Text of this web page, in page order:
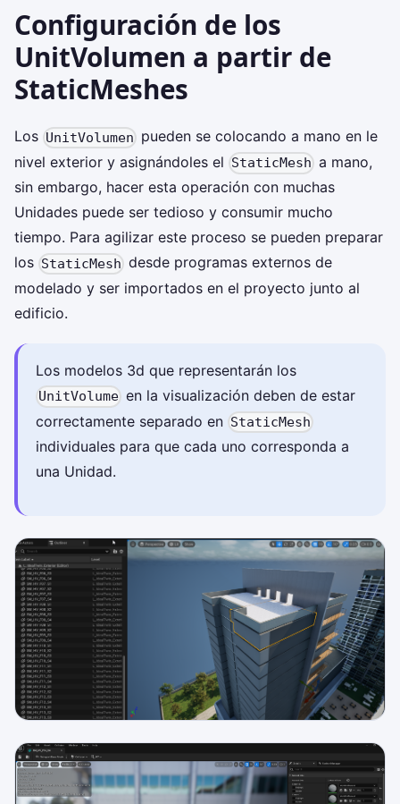
Configuración de los
UnitVolumen a partir de
StaticMeshes
Los UnitVolumen pueden se colocando a mano en le
nivel exterior y asignándoles el StaticMesh a mano,
sin embargo, hacer esta operación con muchas
Unidades puede ser tedioso y consumir mucho
tiempo. Para agilizar este proceso se pueden preparar
los StaticMesh desde programas externos de
modelado y ser importados en el proyecto junto al
edificio.
Los modelos 3d que representarán los
UnitVolume en la visualización deben de estar
correctamente separado en StaticMesh
individuales para que cada uno corresponda a
una Unidad.